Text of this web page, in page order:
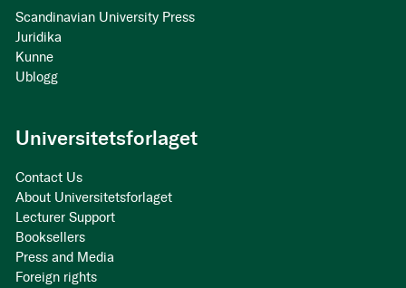
Scandinavian University Press
Juridika
Kunne
Ublogg
Universitetsforlaget
Contact Us
About Universitetsforlaget
Lecturer Support
Booksellers
Press and Media
Foreign rights